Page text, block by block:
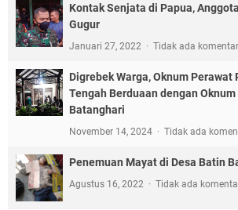
Kontak Senjata di Papua,
Gugur
Januari 27, 2022 Tidak ada komentar
Digrebek Warga, Oknum Perawat
Tengah Berduaan dengan
Batanghari
November 14, 2024 Tidak ada
Penemuan Mayat di Desa Batin
Agustus 16, 2022 Tidak ada